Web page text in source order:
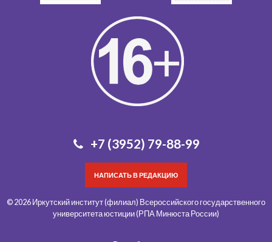
+7 (3952) 79-88-99
НАПИСАТЬ В РЕДАКЦИЮ
© 2026 Иркутский институт (филиал) Всероссийского государственного
университета юстиции (РПА Минюста России)